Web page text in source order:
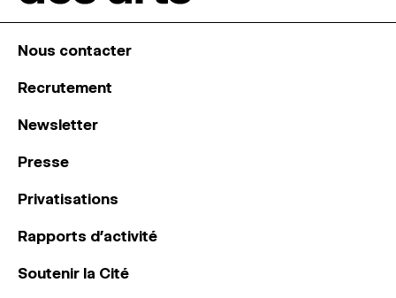
Nous contacter
Recrutement
Newsletter
Presse
Privatisations
Rapports d’activité
Soutenir la Cité